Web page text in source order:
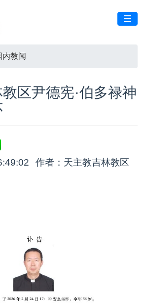
内教闻
区尹德宪·伯多禄神
作者：天主教吉林教区